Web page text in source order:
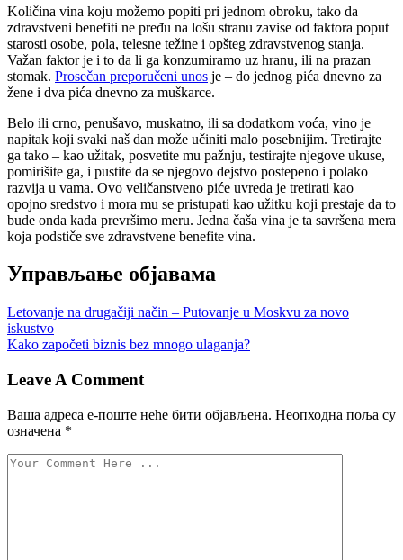
Količina vina koju možemo popiti pri jednom obroku, tako da
zdravstveni benefiti ne pređu na lošu stranu zavise od faktora poput
starosti osobe, pola, telesne težine i opšteg zdravstvenog stanja.
Važan faktor je i to da li ga konzumiramo uz hranu, ili na prazan
stomak. Prosečan preporučeni unos je – do jednog pića dnevno za
žene i dva pića dnevno za muškarce.
Belo ili crno, penušavo, muskatno, ili sa dodatkom voća, vino je
napitak koji svaki naš dan može učiniti malo posebnijim. Tretirajte
ga tako – kao užitak, posvetite mu pažnju, testirajte njegove ukuse,
pomirišite ga, i pustite da se njegovo dejstvo postepeno i polako
razvija u vama. Ovo veličanstveno piće uvreda je tretirati kao
opojno sredstvo i mora mu se pristupati kao užitku koji prestaje da to
bude onda kada prevršimo meru. Jedna čaša vina je ta savršena mera
koja podstiče sve zdravstvene benefite vina.
Управљање објавама
Letovanje na drugačiji način – Putovanje u Moskvu za novo
iskustvo
Kako započeti biznis bez mnogo ulaganja?
Leave A Comment
Ваша адреса е-поште неће бити објављена. Неопходна поља су
означена *